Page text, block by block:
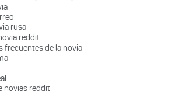
rusa
reddit
frecuentes de la novia
novias reddit